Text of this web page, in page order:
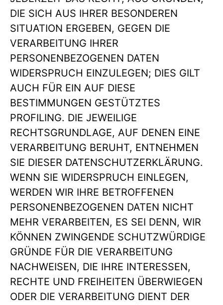
DIE SICH AUS IHRER BESONDEREN
SITUATION ERGEBEN, GEGEN DIE
VERARBEITUNG IHRER
PERSONENBEZOGENEN DATEN
WIDERSPRUCH EINZULEGEN; DIES GILT
AUCH FÜR EIN AUF DIESE
BESTIMMUNGEN GESTÜTZTES
PROFILING. DIE JEWEILIGE
RECHTSGRUNDLAGE, AUF DENEN EINE
VERARBEITUNG BERUHT, ENTNEHMEN
SIE DIESER DATENSCHUTZERKLÄRUNG.
WENN SIE WIDERSPRUCH EINLEGEN,
WERDEN WIR IHRE BETROFFENEN
PERSONENBEZOGENEN DATEN NICHT
MEHR VERARBEITEN, ES SEI DENN, WIR
KÖNNEN ZWINGENDE SCHUTZWÜRDIGE
GRÜNDE FÜR DIE VERARBEITUNG
NACHWEISEN, DIE IHRE INTERESSEN,
RECHTE UND FREIHEITEN ÜBERWIEGEN
ODER DIE VERARBEITUNG DIENT DER